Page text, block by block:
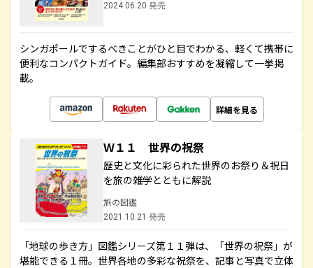
2024.06.20 発売
シンガポールでするべきことがひと目でわかる、軽くて携帯に
便利なコンパクトガイド。編集部おすすめを凝縮して一挙掲
載。
詳細を見る
Ｗ１１ 世界の祝祭
歴史と文化に彩られた世界のお祭り＆祝日
を旅の雑学とともに解説
旅の図鑑
2021.10.21 発売
「地球の歩き方」図鑑シリーズ第１１弾は、「世界の祝祭」が
堪能できる１冊。世界各地の多彩な祝祭を、記事と写真で立体